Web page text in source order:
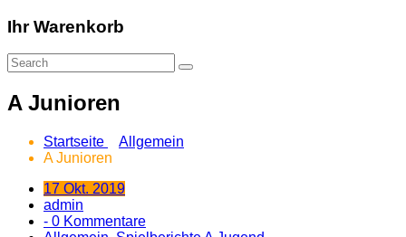
Ihr Warenkorb
A Junioren
Startseite
Allgemein
A Junioren
17 Okt. 2019
admin
- 0 Kommentare